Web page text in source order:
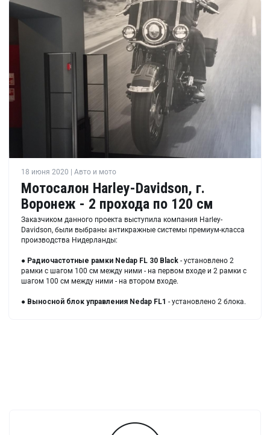
18 июня 2020 | Авто и мото
Мотосалон Harley-Davidson, г.
Воронеж - 2 прохода по 120 см
Заказчиком данного проекта выступила компания Harley-
Davidson, были выбраны антикражные системы премиум-класса
производства Нидерланды:
● Радиочастотные рамки Nedap FL 30 Black - установлено 2
рамки с шагом 100 см между ними - на первом входе и 2 рамки с
шагом 100 см между ними - на втором входе.
● Выносной блок управления Nedap FL1 - установлено 2 блока.